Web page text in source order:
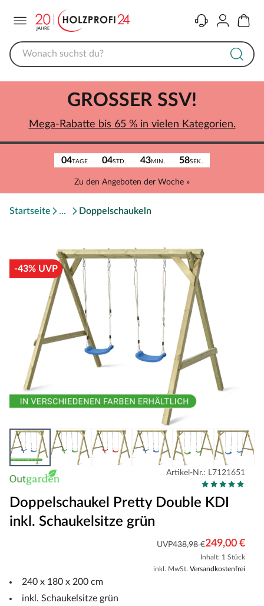
KontaktKonto
04TAGE 04STD. 43MIN. 58SEK.
Zu den Angeboten der Woche »
GROSSER SSV!
Mega-Rabatte bis 65 % in vielen Kategorien.
Startseite Doppelschaukeln
-43% UVP
Artikel-Nr.: L7121651
Doppelschaukel Pretty Double KDI
inkl. Schaukelsitze grün
UVP438,98 €249,00 €
Inhalt: 1 Stück
inkl. MwSt. Versandkostenfrei
240 x 180 x 200 cm
inkl. Schaukelsitze grün